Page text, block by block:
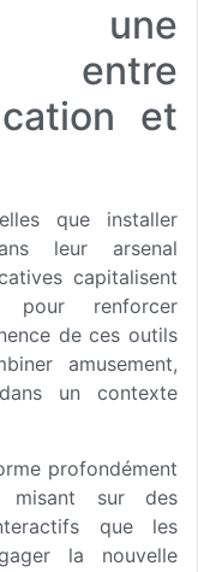
: une
entre
et
que installer
leur arsenal
capitalisent
pour renforcer
de ces outils
amusement,
un contexte
profondément
misant sur des
que les
la nouvelle